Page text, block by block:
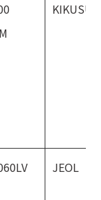
KIKUSUI
JEOL